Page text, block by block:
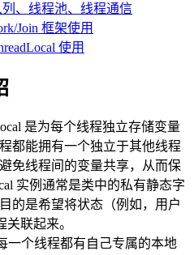
、线程池、线程通信
Join 框架使用
使用
是为每个线程独立存储变量
都能拥有一个独立于其他线程
免线程间的变量共享，从而保
实例通常是类中的私有静态字
的是希望将状态（例如，用户
联起来。
一个线程都有自己专属的本地